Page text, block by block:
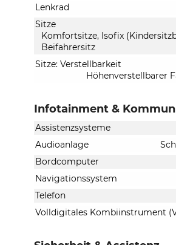
Lenkrad
Sitze
Komfortsitze, Isofix
Beifahrersitz
Sitze: Verstellbarkeit
Höhenverstellbarer
Infotainment &
Assistenzsysteme
Audioanlage
Bordcomputer
Navigationssystem
Telefon
Volldigitales Kombiinstrument